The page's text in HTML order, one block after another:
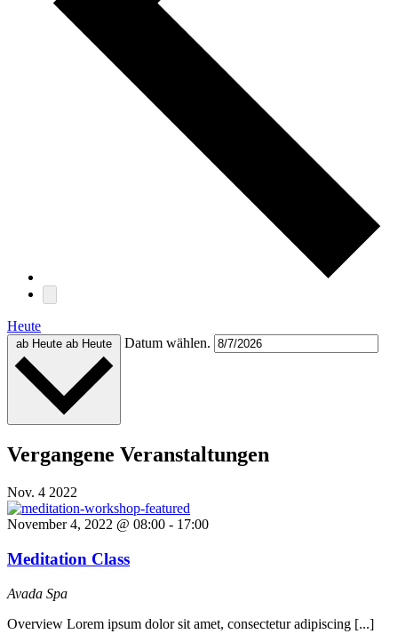
Heute
ab Heute ab Heute Datum wählen.
Vergangene Veranstaltungen
Nov. 4 2022
November 4, 2022 @ 08:00 - 17:00
Meditation Class
Avada Spa
Overview Lorem ipsum dolor sit amet, consectetur adipiscing [...]